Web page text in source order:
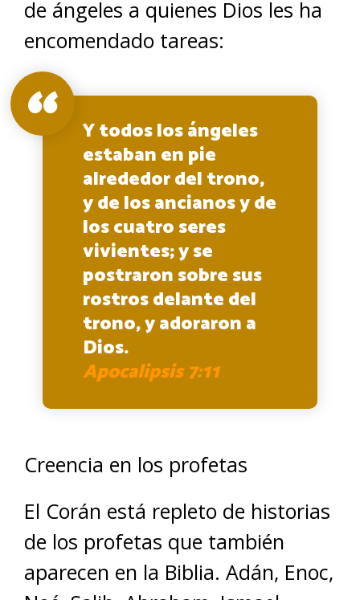
de ángeles a quienes Dios les ha
encomendado tareas:
Y todos los ángeles
estaban en pie
alrededor del trono,
y de los ancianos y de
los cuatro seres
vivientes; y se
postraron sobre sus
rostros delante del
trono, y adoraron a
Dios.
Apocalipsis 7:11
Creencia en los profetas
El Corán está repleto de historias
de los profetas que también
aparecen en la Biblia. Adán, Enoc,